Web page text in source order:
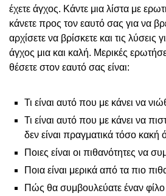
έχετε άγχος. Κάντε μια λίστα με
κάνετε προς τον εαυτό σας για να
αρχίσετε να βρίσκετε και τις λύσεις
άγχος μια και καλή. Μερικές
θέσετε στον εαυτό σας είναι:
Τι είναι αυτό που με κάνει να
Τι είναι αυτό που με κάνει να
δεν είναι πραγματικά τόσο κακή
Ποιες είναι οι πιθανότητες να
Ποια είναι μερικά από τα πιο
Πώς θα συμβουλεύατε έναν φίλο